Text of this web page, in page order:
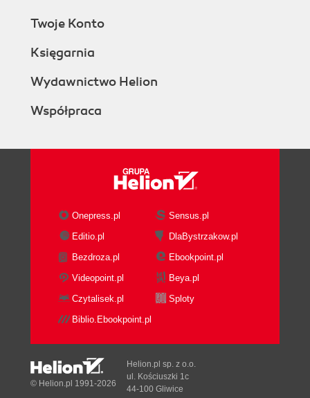
Twoje Konto
Księgarnia
Wydawnictwo Helion
Współpraca
Onepress.pl
Sensus.pl
Editio.pl
DlaBystrzakow.pl
Bezdroza.pl
Ebookpoint.pl
Videopoint.pl
Beya.pl
Czytalisek.pl
Sploty
Biblio.Ebookpoint.pl
© Helion.pl 1991-2026
Helion.pl sp. z o.o.
ul. Kościuszki 1c
44-100 Gliwice